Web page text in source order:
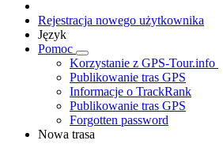
Rejestracja nowego użytkownika
Język
Pomoc
Korzystanie z GPS-Tour.info
Publikowanie tras GPS
Informacje o TrackRank
Publikowanie tras GPS
Forgotten password
Nowa trasa